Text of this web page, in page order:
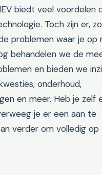
biedt veel voordelen
Toch zijn er,
problemen waar je op
behandelen we de
en bieden we
onderhoud,
en meer. Heb je zelf
je er een aan te
verder om volledig op